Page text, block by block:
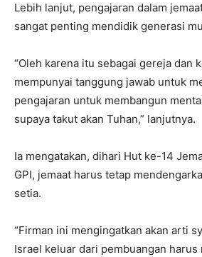
Lebih lanjut, pengajaran dalam
sangat penting mendidik generasi
“Oleh karena itu sebagai gereja dan
mempunyai tanggung jawab untuk
pengajaran untuk membangun
supaya takut akan Tuhan,” lanjutnya.
Ia mengatakan, dihari Hut ke-14
GPI, jemaat harus tetap
setia.
“Firman ini mengingatkan akan arti
Israel keluar dari pembuangan harus